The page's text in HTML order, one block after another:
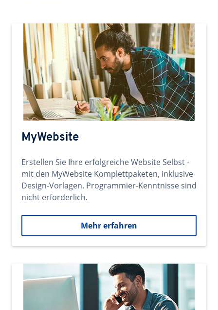
MyWebsite
Erstellen Sie Ihre erfolgreiche Website Selbst -
mit den MyWebsite Komplettpaketen, inklusive
Design-Vorlagen. Programmier-Kenntnisse sind
nicht erforderlich.
Mehr erfahren